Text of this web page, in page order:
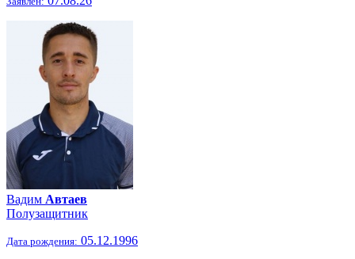
Вадим Автаев
Полузащитник
Дата рождения: 05.12.1996